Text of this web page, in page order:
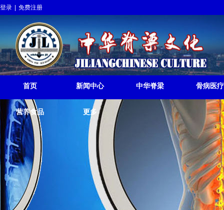
中华脊梁挺起
JILIANGCHINESE
首页 新闻中心 中华脊梁 骨病医疗
营养食品 更多
登录 免费注册